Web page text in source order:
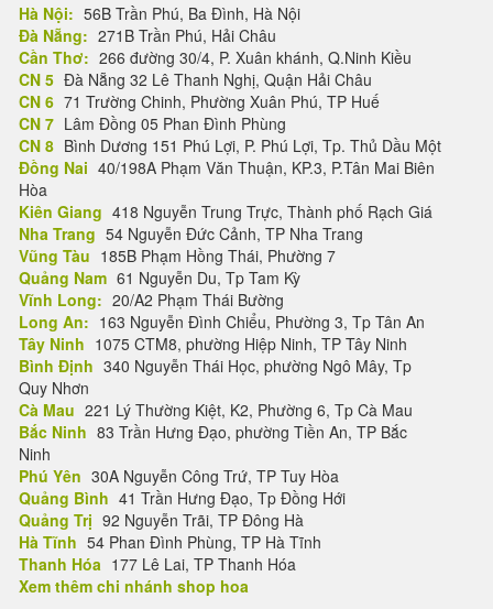
Hà Nội: 56B Trần Phú, Ba Đình, Hà Nội
Đà Nẵng: 271B Trần Phú, Hải Châu
Cần Thơ: 266 đường 30/4, P. Xuân khánh, Q.Ninh Kiều
CN 5 Đà Nẵng 32 Lê Thanh Nghị, Quận Hải Châu
CN 6 71 Trường Chinh, Phường Xuân Phú, TP Huế
CN 7 Lâm Đồng 05 Phan Đình Phùng
CN 8 Bình Dương 151 Phú Lợi, P. Phú Lợi, Tp. Thủ Dầu Một
Đồng Nai 40/198A Phạm Văn Thuận, KP.3, P.Tân Mai Biên
Hòa
Kiên Giang 418 Nguyễn Trung Trực, Thành phố Rạch Giá
Nha Trang 54 Nguyễn Đức Cảnh, TP Nha Trang
Vũng Tàu 185B Phạm Hồng Thái, Phường 7
Quảng Nam 61 Nguyễn Du, Tp Tam Kỳ
Vĩnh Long: 20/A2 Phạm Thái Bường
Long An: 163 Nguyễn Đình Chiểu, Phường 3, Tp Tân An
Tây Ninh 1075 CTM8, phường Hiệp Ninh, TP Tây Ninh
Bình Định 340 Nguyễn Thái Học, phường Ngô Mây, Tp
Quy Nhơn
Cà Mau 221 Lý Thường Kiệt, K2, Phường 6, Tp Cà Mau
Bắc Ninh 83 Trần Hưng Đạo, phường Tiền An, TP Bắc
Ninh
Phú Yên 30A Nguyễn Công Trứ, TP Tuy Hòa
Quảng Bình 41 Trần Hưng Đạo, Tp Đồng Hới
Quảng Trị 92 Nguyễn Trãi, TP Đông Hà
Hà Tĩnh 54 Phan Đình Phùng, TP Hà Tĩnh
Thanh Hóa 177 Lê Lai, TP Thanh Hóa
Xem thêm chi nhánh shop hoa